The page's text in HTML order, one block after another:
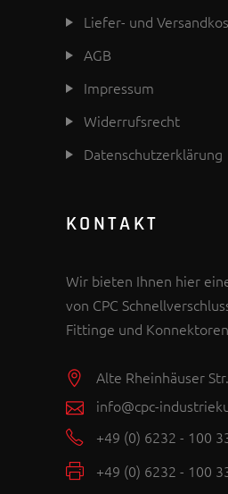
Liefer- und
AGB
Impressum
Widerrufsrecht
Datenschutzerklärung
KONTAKT
Wir bieten Ihnen hier
von CPC
Fittinge und
Alte Rheinhäuser
info@cpc-
+49 (0) 6232 - 100
+49 (0) 6232 - 100